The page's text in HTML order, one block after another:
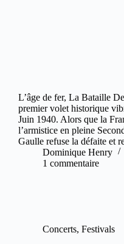
L’âge de fer, La Bataille
premier volet historique
Juin 1940. Alors que la
l’armistice en pleine
Gaulle refuse la défaite et
Dominique Henry
1 commentaire
Concerts, Festivals